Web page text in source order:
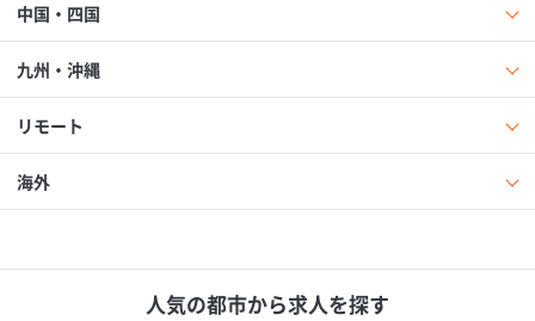
中国・四国
九州・沖縄
リモート
海外
人気の都市から求人を探す